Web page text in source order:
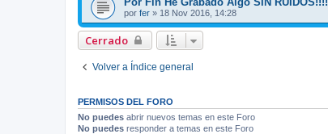
por fer » 18 Nov 2016, 14:28
Cerrado
Volver a Índice general
PERMISOS DEL FORO
No puedes abrir nuevos temas en este Foro
No puedes responder a temas en este Foro